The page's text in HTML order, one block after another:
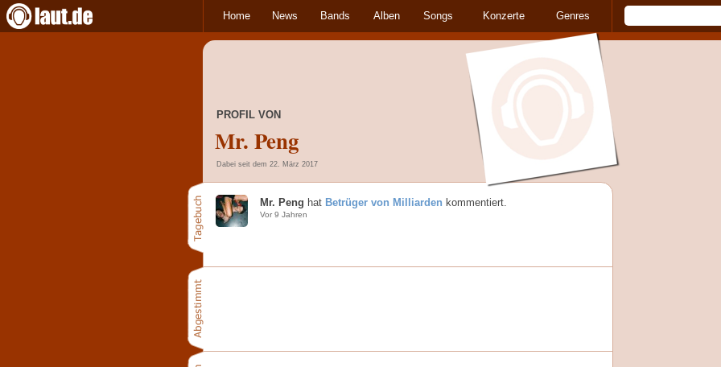
Home News Bands Alben Songs Konzerte Genres
PROFIL VON
Mr. Peng
Dabei seit dem 22. März 2017
Mr. Peng hat Betrüger von Milliarden kommentiert.
Vor 9 Jahren